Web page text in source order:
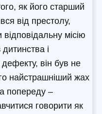
як його старший
від престолу,
місію
і
він був не
найстрашніший жах
попереду –
говорити як